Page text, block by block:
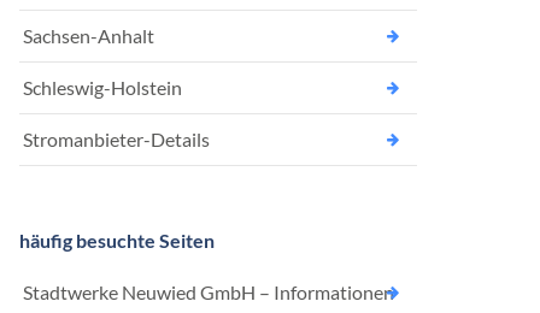
Sachsen-Anhalt
Schleswig-Holstein
Stromanbieter-Details
häufig besuchte Seiten
Stadtwerke Neuwied GmbH – Informationen